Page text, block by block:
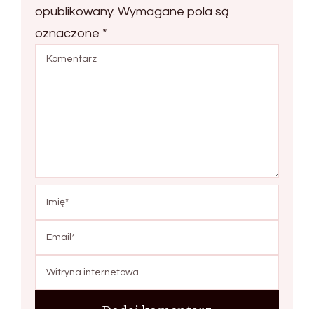
opublikowany. Wymagane pola są
oznaczone *